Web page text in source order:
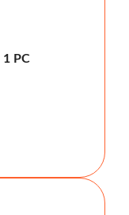
1 PC